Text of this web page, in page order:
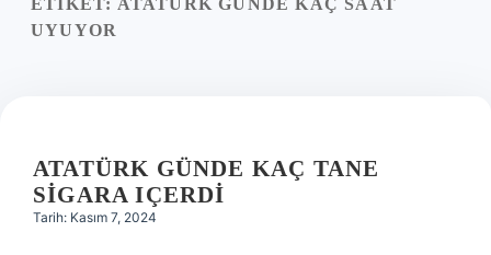
ETIKET: ATATÜRK GÜNDE KAÇ SAAT
UYUYOR
ATATÜRK GÜNDE KAÇ TANE
SIGARA IÇERDI
Tarih: Kasım 7, 2024